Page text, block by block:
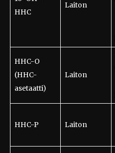
HHC
Laiton
HHC-O
(HHC-
asetaatti)
Laiton
HHC-P Laiton